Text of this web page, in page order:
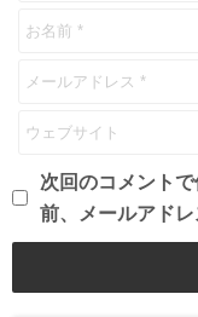
次回のコメント
前、メールアドレ